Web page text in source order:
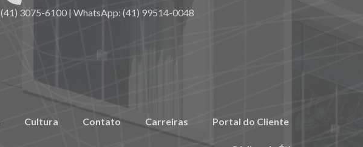
(41) 3075-6100 | WhatsApp: (41) 99514-0048
Cultura Contato Carreiras Portal do Cliente